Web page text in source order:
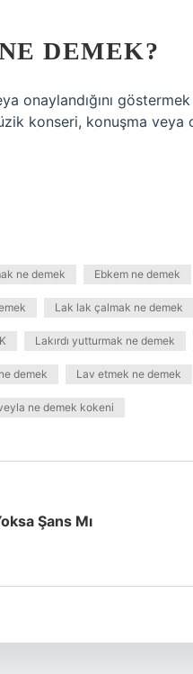
DEMEK?
onaylandığını
konseri, konuşma
ne demek Ebkem ne demek
Lak lak çalmak ne demek
Lakırdı yutturmak ne demek
demek Lav etmek ne demek
ne demek kokeni
Şans Mı